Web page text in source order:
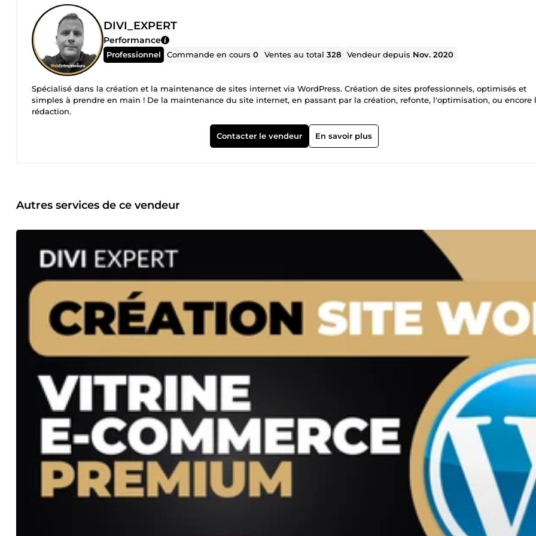
DIVI_EXPERT
Performance
Professionnel Commande en cours0 Ventes au total328 Vendeur depuis Nov. 2020
Spécialisé dans la création et la maintenance de sites internet via WordPress. Création de sites professionnels, optimisés et
simples à prendre en main ! De la maintenance du site internet, en passant par la création, refonte, l'optimisation, ou encore
rédaction.
Contacter le vendeur En savoir plus
Autres services de ce vendeur